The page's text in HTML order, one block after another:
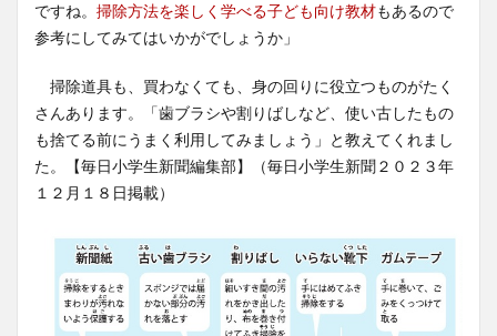
ですね。 掃除方法を楽しく学べる子ども向け教材もあるので
参考にしてみてはいかがでしょうか」
掃除道具も、買わなくても、身の回りに役立つものがたく
さんあります。「歯ブラシや割りばしなど、使い古したもの
も捨てる前にうまく利用してみましょう」と教えてくれまし
た。【毎日小学生新聞編集部】（毎日小学生新聞２０２３年
１２月１８日掲載）